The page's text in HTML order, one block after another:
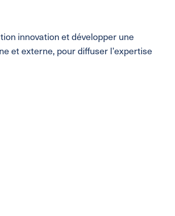
innovation et développer une
et externe, pour diffuser l’expertise